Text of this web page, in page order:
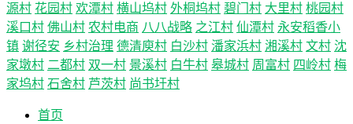
源村 花园村 欢潭村 横山坞村 外桐坞村 碧门村 大里村 桃园村
溪口村 佛山村 农村电商 八八战略 之江村 仙潭村 永安稻香小
镇 谢径安 乡村治理 德清庾村 白沙村 潘家浜村 湘溪村 文村 沈
家墩村 二都村 双一村 景溪村 白牛村 皋城村 周富村 四岭村 梅
家坞村 石舍村 芦茨村 尚书圩村
首页